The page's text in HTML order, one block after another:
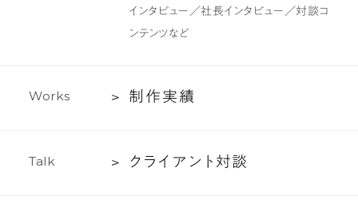
作・
テ
グ
インタビュー／社長インタビュー／対談コ
ンテンツなど
Works
制
績
制 作実績
Talk
ク
ク ラ イ ア ン ト 対談